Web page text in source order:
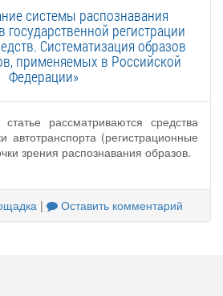
системы распознавания
регистрации
Систематизация образов
применяемых в Российской
Федерации»
рассматриваются средства
автотранспорта (регистрационные
зрения распознавания образов.
| Оставить комментарий